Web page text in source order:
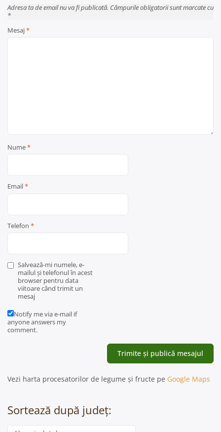
Adresa ta de email nu va fi publicată. Câmpurile obligatorii sunt marcate cu
*
Mesaj*
Nume*
Email*
Telefon *
Salvează-mi numele, e-
mailul și telefonul în acest
browser pentru data
viitoare când trimit un
mesaj
Notify me via e-mail if
anyone answers my
comment.
Vezi harta procesatorilor de legume și fructe pe Google Maps
Sortează după județ:
Categorie